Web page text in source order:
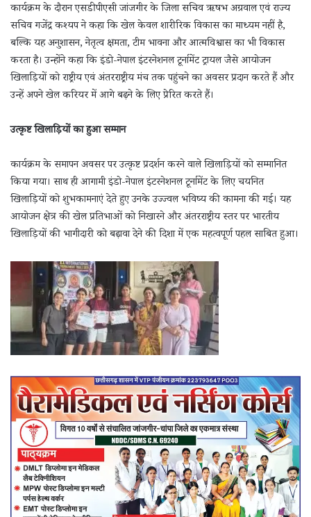
कार्यक्रम के दौरान एसडीपीएसी जांजगीर के जिला सचिव ऋषभ अग्रवाल एवं राज्य
सचिव गजेंद्र कश्यप ने कहा कि खेल केवल शारीरिक विकास का माध्यम नहीं है,
बल्कि यह अनुशासन, नेतृत्व क्षमता, टीम भावना और आत्मविश्वास का भी विकास
करता है। उन्होंने कहा कि इंडो-नेपाल इंटरनेशनल टूर्नामेंट ट्रायल जैसे आयोजन
खिलाड़ियों को राष्ट्रीय एवं अंतरराष्ट्रीय मंच तक पहुंचने का अवसर प्रदान करते हैं और
उन्हें अपने खेल करियर में आगे बढ़ने के लिए प्रेरित करते हैं।
उत्कृष्ट खिलाड़ियों का हुआ सम्मान
कार्यक्रम के समापन अवसर पर उत्कृष्ट प्रदर्शन करने वाले खिलाड़ियों को सम्मानित
किया गया। साथ ही आगामी इंडो-नेपाल इंटरनेशनल टूर्नामेंट के लिए चयनित
खिलाड़ियों को शुभकामनाएं देते हुए उनके उज्ज्वल भविष्य की कामना की गई। यह
आयोजन क्षेत्र की खेल प्रतिभाओं को निखारने और अंतरराष्ट्रीय स्तर पर भारतीय
खिलाड़ियों की भागीदारी को बढ़ावा देने की दिशा में एक महत्वपूर्ण पहल साबित हुआ।